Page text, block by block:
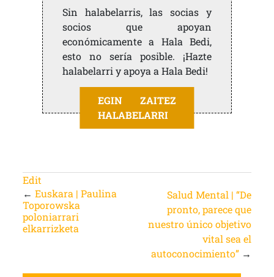
Sin halabelarris, las socias y
socios que apoyan
económicamente a Hala Bedi,
esto no sería posible. ¡Hazte
halabelarri y apoya a Hala Bedi!
EGIN ZAITEZ
HALABELARRI
Edit
← Euskara | Paulina
Toporowska
poloniarrari
elkarrizketa
Salud Mental | “De
pronto, parece que
nuestro único objetivo
vital sea el
autoconocimiento” →